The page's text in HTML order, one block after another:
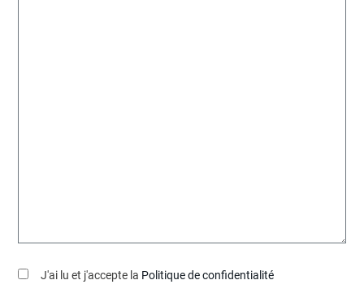
J'ai lu et j'accepte la Politique de confidentialité